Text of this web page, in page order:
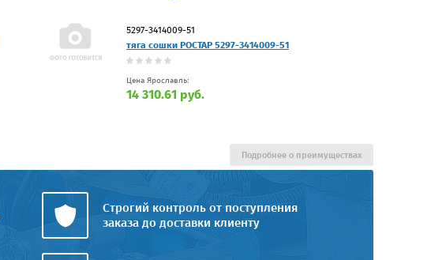
5297-3414009-51
тяга сошки РОСТАР 5297-3414009-51
Цена Ярославль:
14 310.61 руб.
Строгий контроль от поступления
заказа до доставки клиенту
Подробнее о преимуществах